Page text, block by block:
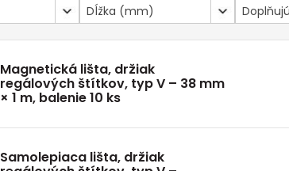
Dĺžka (mm)
Magnetická lišta, držiak
regálových štítkov, typ V – 38 mm
× 1 m, balenie 10 ks
Samolepiaca lišta, držiak